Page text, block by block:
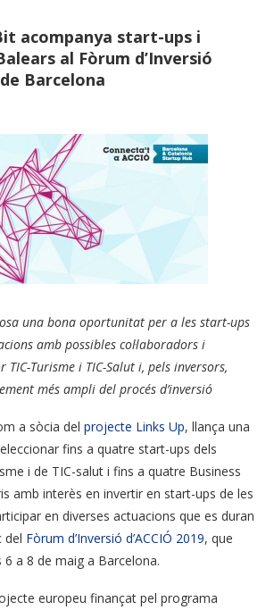
acompanya start-ups i
al Fòrum d’Inversió
de Barcelona
una bona oportunitat per a les start-ups
amb possibles col·laboradors i
TIC-Turisme i TIC-Salut i, pels inversors,
més ampli del procés d’inversió
a sòcia del projecte Links Up, llança una
fins a quatre start-ups dels
i de TIC-salut i fins a quatre Business
amb interès en invertir en start-ups de les
en diverses actuacions que es duran
del Fòrum d’Inversió d’ACCIÓ 2019, que
a 8 de maig a Barcelona.
europeu finançat pel programa